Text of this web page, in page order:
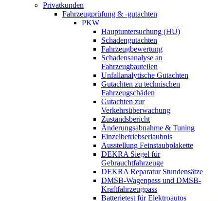
Privatkunden
Fahrzeugprüfung & -gutachten
PKW
Hauptuntersuchung (HU)
Schadengutachten
Fahrzeugbewertung
Schadensanalyse an
Fahrzeugbauteilen
Unfallanalytische Gutachten
Gutachten zu technischen
Fahrzeugschäden
Gutachten zur
Verkehrsüberwachung
Zustandsbericht
Änderungsabnahme & Tuning
Einzelbetriebserlaubnis
Ausstellung Feinstaubplakette
DEKRA Siegel für
Gebrauchtfahrzeuge
DEKRA Reparatur Stundensätze
DMSB-Wagenpass und DMSB-
Kraftfahrzeugpass
Batterietest für Elektroautos